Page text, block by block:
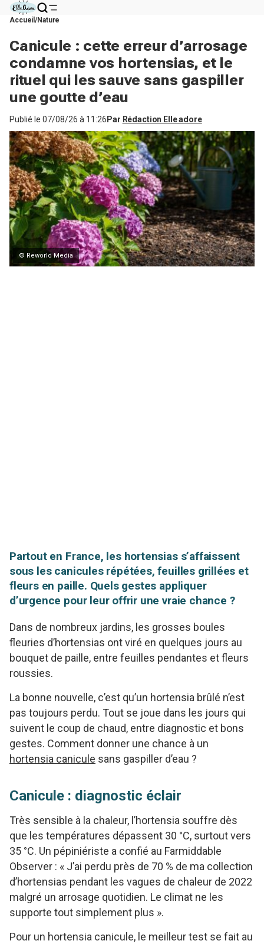
Accueil Nature
Canicule : cette erreur d’arrosage
condamne vos hortensias, et le
rituel qui les sauve sans gaspiller
une goutte d’eau
Publié le 07/08/26 à 11:26 Par Rédaction Elle adore
© Reworld Media
Partout en France, les hortensias s’affaissent
sous les canicules répétées, feuilles grillées et
fleurs en paille. Quels gestes appliquer
d’urgence pour leur offrir une vraie chance ?
Dans de nombreux jardins, les grosses boules
fleuries d’hortensias ont viré en quelques jours au
bouquet de paille, entre feuilles pendantes et fleurs
roussies.
La bonne nouvelle, c’est qu’un hortensia brûlé n’est
pas toujours perdu. Tout se joue dans les jours qui
suivent le coup de chaud, entre diagnostic et bons
gestes. Comment donner une chance à un
hortensia canicule sans gaspiller d’eau ?
Canicule : diagnostic éclair
Très sensible à la chaleur, l’hortensia souffre dès
que les températures dépassent 30 °C, surtout vers
35 °C. Un pépiniériste a confié au Farmiddable
Observer : « J’ai perdu près de 70 % de ma collection
d’hortensias pendant les vagues de chaleur de 2022
malgré un arrosage quotidien. Le climat ne les
supporte tout simplement plus ».
Pour un hortensia canicule, le meilleur test se fait au